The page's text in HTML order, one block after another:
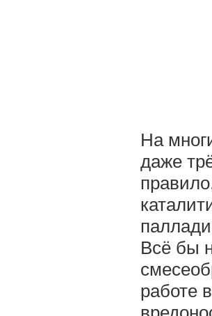
На
даже
Всё бы
работе